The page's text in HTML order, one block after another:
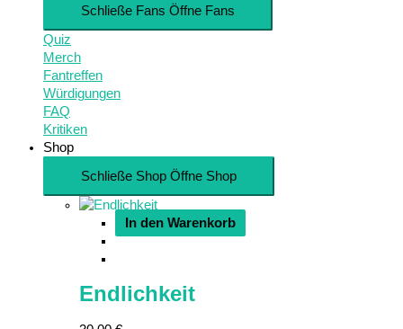
Schließe Fans Öffne Fans
Quiz
Merch
Fantreffen
Würdigungen
FAQ
Kritiken
Shop
Schließe Shop Öffne Shop
In den Warenkorb
Endlichkeit